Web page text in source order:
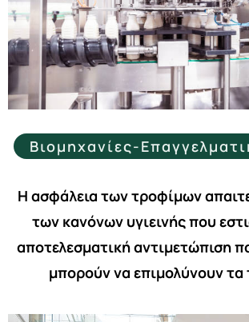
Βιομηχανίες-
Η ασφάλεια των τροφίμων
των κανόνων υγιεινής που
αποτελεσματική αντιμετώπιση
μπορούν να επιμολύνουν τα